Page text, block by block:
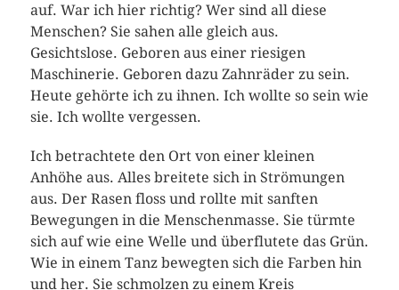
auf. War ich hier richtig? Wer sind all diese
Menschen? Sie sahen alle gleich aus.
Gesichtslose. Geboren aus einer riesigen
Maschinerie. Geboren dazu Zahnräder zu sein.
Heute gehörte ich zu ihnen. Ich wollte so sein wie
sie. Ich wollte vergessen.
Ich betrachtete den Ort von einer kleinen
Anhöhe aus. Alles breitete sich in Strömungen
aus. Der Rasen floss und rollte mit sanften
Bewegungen in die Menschenmasse. Sie türmte
sich auf wie eine Welle und überflutete das Grün.
Wie in einem Tanz bewegten sich die Farben hin
und her. Sie schmolzen zu einem Kreis